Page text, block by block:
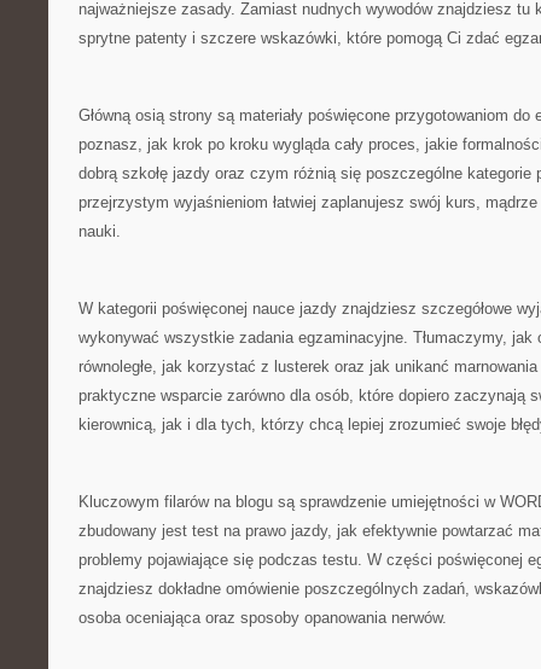
najważniejsze zasady. Zamiast nudnych wywodów znajdziesz tu
sprytne patenty i szczere wskazówki, które pomogą Ci zdać
Główną osią strony są materiały poświęcone przygotowaniom do
poznasz, jak krok po kroku wygląda cały proces, jakie
dobrą szkołę jazdy oraz czym różnią się poszczególne kategorie
przejrzystym wyjaśnieniom łatwiej zaplanujesz swój kurs,
nauki.
W kategorii poświęconej nauce jazdy znajdziesz szczegółowe
wykonywać wszystkie zadania egzaminacyjne. Tłumaczymy, jak
równoległe, jak korzystać z lusterek oraz jak unikanć
praktyczne wsparcie zarówno dla osób, które dopiero zaczynają
kierownicą, jak i dla tych, którzy chcą lepiej zrozumieć swoje
Kluczowym filarów na blogu są sprawdzenie umiejętności w
zbudowany jest test na prawo jazdy, jak efektywnie powtarzać
problemy pojawiające się podczas testu. W części poświęconej
znajdziesz dokładne omówienie poszczególnych zadań,
osoba oceniająca oraz sposoby opanowania nerwów.